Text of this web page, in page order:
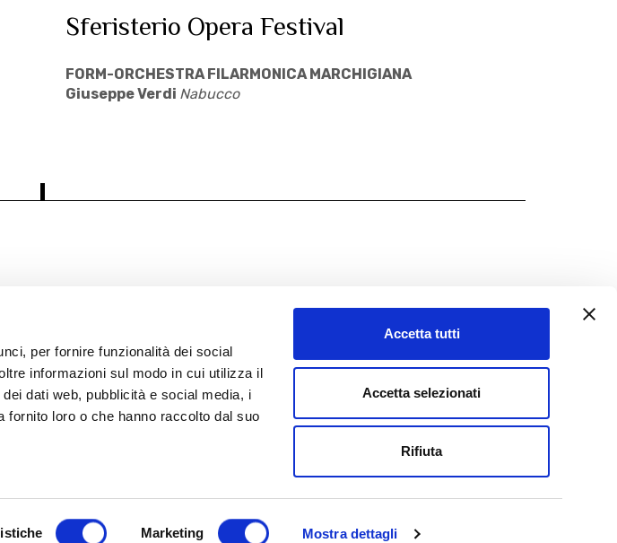
per fornire funzionalità dei social
informazioni sul modo in cui utilizza il
dati web, pubblicità e social media, i
fornito loro o che hanno raccolto dal suo
Marketing Mostra dettagli
Accetta tutti
Accetta selezionati
Rifiuta
Sferisterio Opera Festival
FORM-ORCHESTRA FILARMONICA MARCHIGIANA
Giuseppe Verdi Nabucco